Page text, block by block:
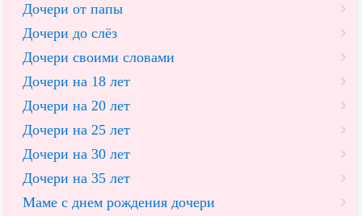
Дочери от папы
Дочери до слёз
Дочери своими словами
Дочери на 18 лет
Дочери на 20 лет
Дочери на 25 лет
Дочери на 30 лет
Дочери на 35 лет
Маме с днем рождения дочери